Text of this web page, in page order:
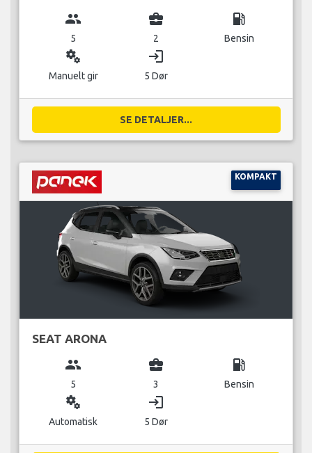
group
5
business_center
2
local_gas_station
Bensin
miscellaneous_services
Manuelt gir
login
5 Dør
SE DETALJER...
KOMPAKT
SEAT ARONA
group
5
business_center
3
local_gas_station
Bensin
miscellaneous_services
Automatisk
login
5 Dør